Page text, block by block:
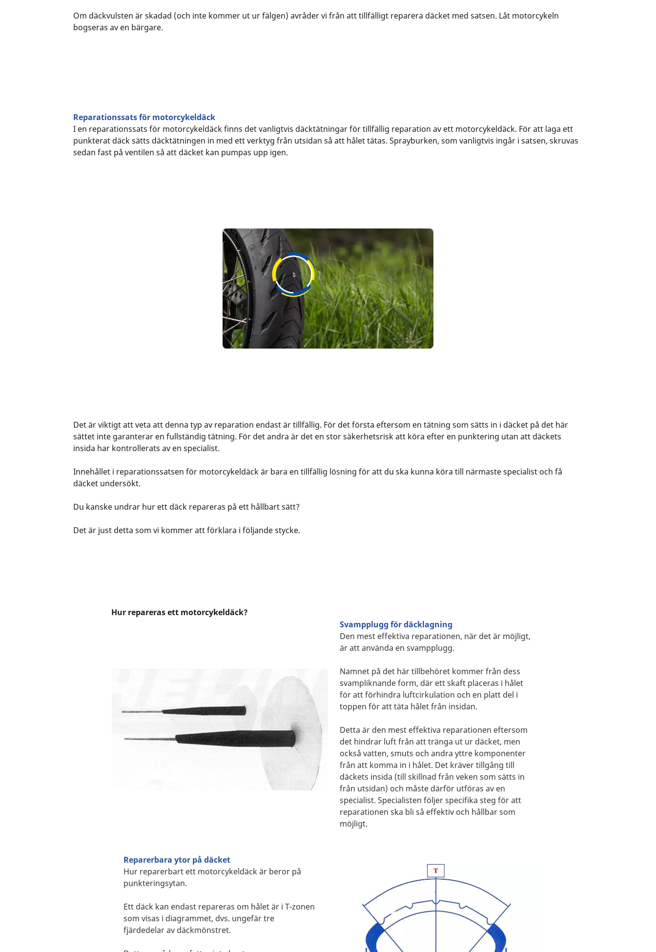
Om däckvulsten är skadad (och inte kommer ut ur fälgen) avråder vi från att tillfälligt reparera däcket med satsen. Låt motorcykeln
bogseras av en bärgare.
Reparationssats för motorcykeldäck
I en reparationssats för motorcykeldäck finns det vanligtvis däcktätningar för tillfällig reparation av ett motorcykeldäck. För att laga ett
punkterat däck sätts däcktätningen in med ett verktyg från utsidan så att hålet tätas. Sprayburken, som vanligtvis ingår i satsen, skruvas
sedan fast på ventilen så att däcket kan pumpas upp igen.
Det är viktigt att veta att denna typ av reparation endast är tillfällig. För det första eftersom en tätning som sätts in i däcket på det här
sättet inte garanterar en fullständig tätning. För det andra är det en stor säkerhetsrisk att köra efter en punktering utan att däckets
insida har kontrollerats av en specialist.
Innehållet i reparationssatsen för motorcykeldäck är bara en tillfällig lösning för att du ska kunna köra till närmaste specialist och få
däcket undersökt.
Du kanske undrar hur ett däck repareras på ett hållbart sätt?
Det är just detta som vi kommer att förklara i följande stycke.
Hur repareras ett motorcykeldäck?
Svampplugg för däcklagning
Den mest effektiva reparationen, när det är möjligt,
är att använda en svampplugg.
Namnet på det här tillbehöret kommer från dess
svampliknande form, där ett skaft placeras i hålet
för att förhindra luftcirkulation och en platt del i
toppen för att täta hålet från insidan.
Detta är den mest effektiva reparationen eftersom
det hindrar luft från att tränga ut ur däcket, men
också vatten, smuts och andra yttre komponenter
från att komma in i hålet. Det kräver tillgång till
däckets insida (till skillnad från veken som sätts in
från utsidan) och måste därför utföras av en
specialist. Specialisten följer specifika steg för att
reparationen ska bli så effektiv och hållbar som
möjligt.
Reparerbara ytor på däcket
Hur reparerbart ett motorcykeldäck är beror på
punkteringsytan.
Ett däck kan endast repareras om hålet är i T-zonen
som visas i diagrammet, dvs. ungefär tre
fjärdedelar av däckmönstret.